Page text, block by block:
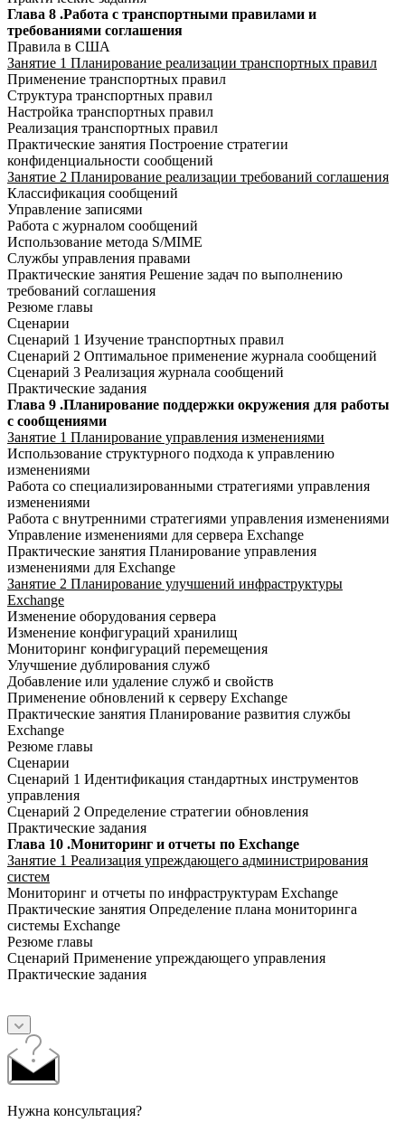
Глава 8 .Работа с транспортными правилами и
требованиями соглашения
Правила в США
Занятие 1 Планирование реализации транспортных правил
Применение транспортных правил
Структура транспортных правил
Настройка транспортных правил
Реализация транспортных правил
Практические занятия Построение стратегии
конфиденциальности сообщений
Занятие 2 Планирование реализации требований соглашения
Классификация сообщений
Управление записями
Работа с журналом сообщений
Использование метода S/MIME
Службы управления правами
Практические занятия Решение задач по выполнению
требований соглашения
Резюме главы
Сценарии
Сценарий 1 Изучение транспортных правил
Сценарий 2 Оптимальное применение журнала сообщений
Сценарий 3 Реализация журнала сообщений
Практические задания
Глава 9 .Планирование поддержки окружения для работы
с сообщениями
Занятие 1 Планирование управления изменениями
Использование структурного подхода к управлению
изменениями
Работа со специализированными стратегиями управления
изменениями
Работа с внутренними стратегиями управления изменениями
Управление изменениями для сервера Exchange
Практические занятия Планирование управления
изменениями для Exchange
Занятие 2 Планирование улучшений инфраструктуры
Exchange
Изменение оборудования сервера
Изменение конфигураций хранилищ
Мониторинг конфигураций перемещения
Улучшение дублирования служб
Добавление или удаление служб и свойств
Применение обновлений к серверу Exchange
Практические занятия Планирование развития службы
Exchange
Резюме главы
Сценарии
Сценарий 1 Идентификация стандартных инструментов
управления
Сценарий 2 Определение стратегии обновления
Практические задания
Глава 10 .Мониторинг и отчеты по Exchange
Занятие 1 Реализация упреждающего администрирования
систем
Мониторинг и отчеты по инфраструктурам Exchange
Практические занятия Определение плана мониторинга
системы Exchange
Резюме главы
Сценарий Применение упреждающего управления
Практические задания
Нужна консультация?